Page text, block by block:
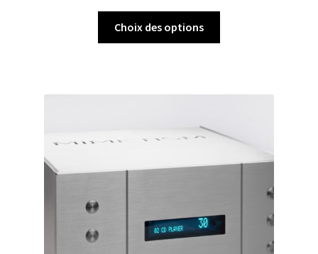
Choix des options
peuvent
être
la
page